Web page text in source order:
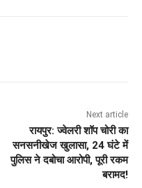
Next article
रायपुर: ज्वेलरी शॉप चोरी का
सनसनीखेज खुलासा, 24 घंटे में
पुलिस ने दबोचा आरोपी, पूरी रकम
बरामद!